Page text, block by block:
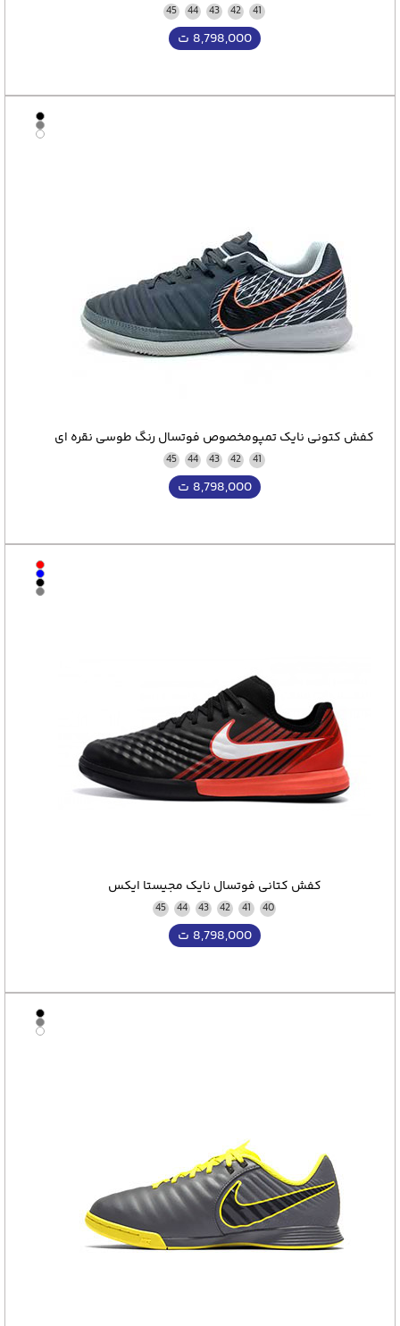
41
42
43
44
45
8,798,000 ت
کفش کتونی نایک تمپومخصوص فوتسال رنگ طوسی نقره ای
41
42
43
44
45
8,798,000 ت
کفش کتانی فوتسال نایک مجیستا ایکس
40
41
42
43
44
45
8,798,000 ت